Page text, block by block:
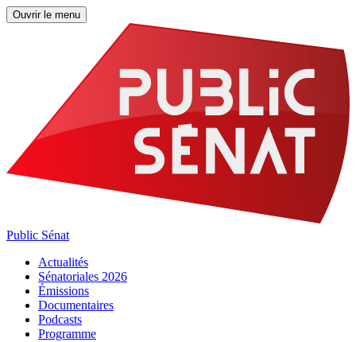
Ouvrir le menu
Public Sénat
Actualités
Sénatoriales 2026
Émissions
Documentaires
Podcasts
Programme